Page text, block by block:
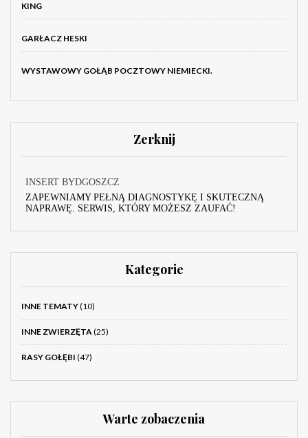
KING
GARŁACZ HESKI
WYSTAWOWY GOŁĄB POCZTOWY NIEMIECKI.
Zerknij
INSERT BYDGOSZCZ
ZAPEWNIAMY PEŁNĄ DIAGNOSTYKĘ I SKUTECZNĄ
NAPRAWĘ. SERWIS, KTÓRY MOŻESZ ZAUFAĆ!
Kategorie
INNE TEMATY(10)
INNE ZWIERZĘTA (25)
RASY GOŁĘBI (47)
Warte zobaczenia